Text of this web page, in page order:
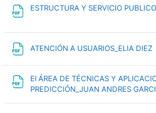
ESTRUCTURA Y SERVICIO
ATENCIÓN A USUARIOS_ELIA DIEZ
El ÁREA DE TÉCNICAS Y
PREDICCIÓN_JUAN ANDRES